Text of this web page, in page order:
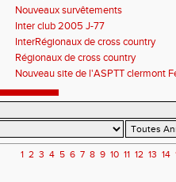
Nouveaux survêtements
Inter club 2005 J-77
InterRégionaux de cross country
Régionaux de cross country
Nouveau site de l'ASPTT clermont
1 2 3 4 5 6 7 8 9 10 11 12 13 14